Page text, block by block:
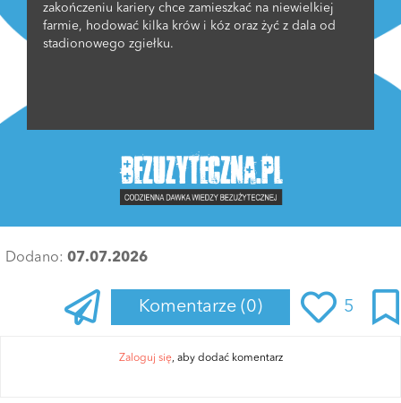
zakończeniu kariery chce zamieszkać na niewielkiej
farmie, hodować kilka krów i kóz oraz żyć z dala od
stadionowego zgiełku.
Dodano: 07.07.2026
Komentarze (0) 5
Zaloguj się, aby dodać komentarz